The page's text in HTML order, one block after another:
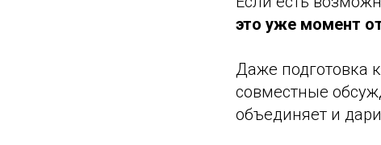
это уже момент
Даже подготовка
совместные
объединяет и